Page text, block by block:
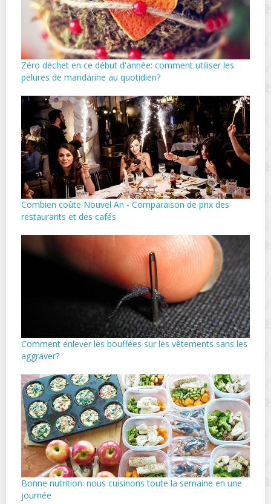
Zéro déchet en ce début d'année: comment utiliser les
pelures de mandarine au quotidien?
Combien coûte Nouvel An - Comparaison de prix des
restaurants et des cafés
Comment enlever les bouffées sur les vêtements sans les
aggraver?
Bonne nutrition: nous cuisinons toute la semaine en une
journée